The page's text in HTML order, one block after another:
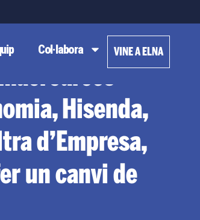
Col·labora VINE A ELNA
Hisenda,
d’Empresa,
un canvi de